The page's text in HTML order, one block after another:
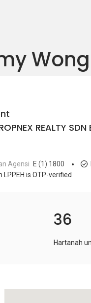
REALTY
Agensi E (1) 1800
LPPEH is OTP-verified
36
Hartanah